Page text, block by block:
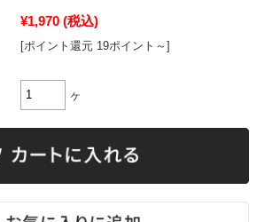
¥1,970 (税込)
[ポイント還元 19ポイント～]
ヶ